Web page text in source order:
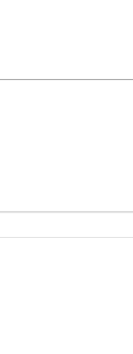
et crèche, elle
à définir avec
de parking